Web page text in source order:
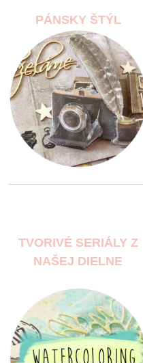
PÁNSKY ŠTÝL
TVORIVÉ SERIÁLY Z
NAŠEJ DIELNE